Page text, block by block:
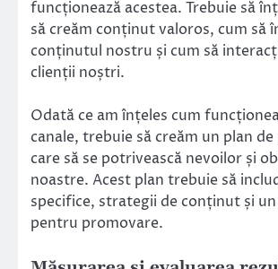
funcționează acestea. Trebuie să
să creăm conținut valoros, cum să
conținutul nostru și cum să
clienții noștri.
Odată ce am înțeles cum
canale, trebuie să creăm un plan
care să se potrivească nevoilor și
noastre. Acest plan trebuie să
specifice, strategii de conținut și
pentru promovare.